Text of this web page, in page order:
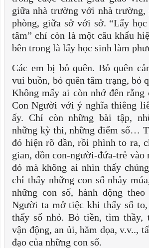
giữa nhà trường với nhà trường,
phòng, giữa sở với sở. “Lấy
tâm” chỉ còn là một câu khẩu
bên trong là lấy học sinh làm
Các em bị bỏ quên. Bỏ quên
vui buồn, bỏ quên tâm trạng, bỏ
Không mấy ai còn nhớ đến rằng
Con Người với ý nghĩa thiêng
ấy. Chỉ còn những bài tập,
những kỳ thi, những điểm số…
đó hiện rõ dần, rồi phình to ra,
gian, dồn con-người-đứa-trẻ vào
đó mà không ai nhìn thấy
chỉ thấy những con số nhảy
những con số, hành động
Người ta mở tiệc khi thấy số
thấy số nhỏ. Bỏ tiền, tìm thầy,
vận động, an ủi, hăm dọa, v.v..,
đạo của những con số.